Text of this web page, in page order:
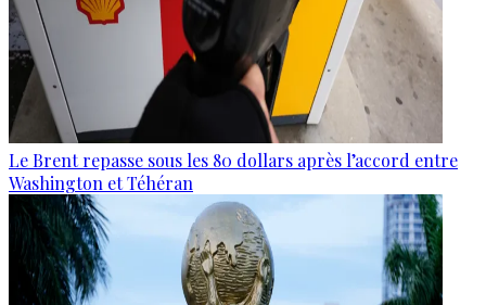
Le Brent repasse sous les 80 dollars après l’accord entre
Washington et Téhéran